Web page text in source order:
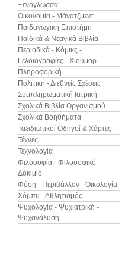
Ξενόγλωσσα
Οικονομία - Μάνατζμεντ
Παιδαγωγική Επιστήμη
Παιδικά & Νεανικά Βιβλία
Περιοδικά - Κόμικς -
Γελοιογραφίες - Χιούμορ
Πληροφορική
Πολιτική - Διεθνείς Σχέσεις
Συμπληρωματική Ιατρική
Σχολικά Βιβλία Οργανισμού
Σχολικά Βοηθήματα
Ταξιδιωτικοί Οδηγοί & Χάρτες
Τέχνες
Τεχνολογία
Φιλοσοφία - Φιλοσοφικό
Δοκίμιο
Φύση - Περιβάλλον - Οικολογία
Χόμπυ - Αθλητισμός
Ψυχολογία - Ψυχιατρική -
Ψυχανάλυση